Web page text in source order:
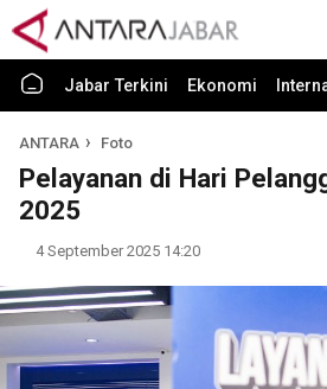
Jabar Terkini Ekonomi
ANTARA Foto
Pelayanan di Hari
2025
4 September 2025 14:20